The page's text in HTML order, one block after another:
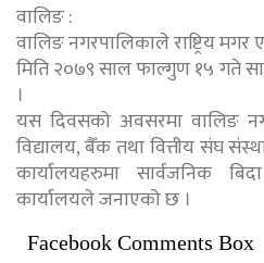
वालिङ :
वालिङ नगरपालिकाले राष्ट्रिय
मिति २०७९ साल फाल्गुण १५ गते
।
यस दिवसको अवसरमा वालिङ
विद्यालय, बैँक तथा वित्तीय संघ
कार्यालयहरुमा सार्वजनिक
कार्यालयले जनाएको छ ।
Facebook Comments Box